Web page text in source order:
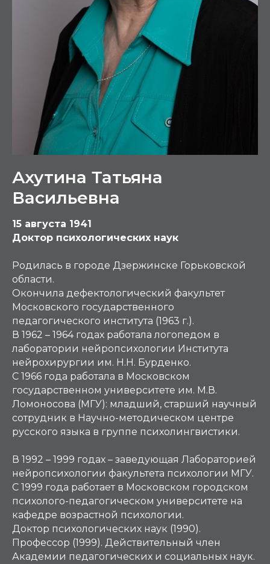
Ахутина Татьяна
Васильевна
15 августа 1941
Доктор психологических наук
Родилась в городе Дзержинске Горьковской
области.
Окончила дефектологический факультет
Московского государственного
педагогического института (1963 г.).
В 1962 – 1964 годах работала логопедом в
лаборатории нейропсихологии Института
нейрохирургии им. Н.Н. Бурденко.
С 1966 года работала в Московском
государственном университете им. М.В.
Ломоносова (МГУ): младший, старший научный
сотрудник в Научно-методическом центре
русского языка в группе психолингвистики.
В 1992 – 1999 годах – заведующая Лабораторией
нейропсихологии факультета психологии МГУ.
С 1999 года работает в Московском городском
психолого-педагогическом университете на
кафедре возрастной психологии.
Доктор психологических наук (1990).
Профессор (1999). Действительный член
Академии педагогических и социальных наук.